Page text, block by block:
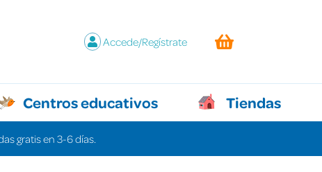
Accede/Regístrate
Centros educativos Tiendas
gratis en 3-6 días.